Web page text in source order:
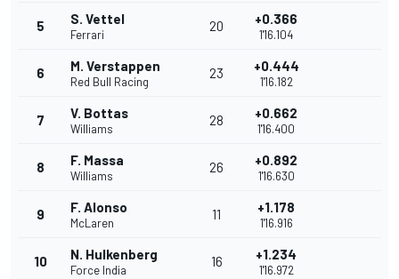
5 S. Vettel
Ferrari
20 +0.366
1'16.104
6 M. Verstappen
Red Bull Racing
23 +0.444
1'16.182
7 V. Bottas
Williams
28 +0.662
1'16.400
8 F. Massa
Williams
26 +0.892
1'16.630
9 F. Alonso
McLaren
11 +1.178
1'16.916
10 N. Hulkenberg
Force India
16 +1.234
1'16.972